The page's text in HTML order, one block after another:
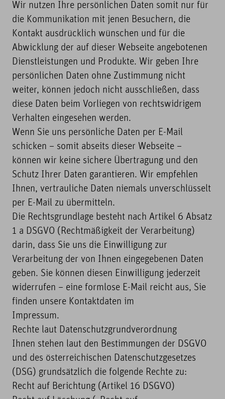
Wir nutzen Ihre persönlichen Daten somit nur für
die Kommunikation mit jenen Besuchern, die
Kontakt ausdrücklich wünschen und für die
Abwicklung der auf dieser Webseite angebotenen
Dienstleistungen und Produkte. Wir geben Ihre
persönlichen Daten ohne Zustimmung nicht
weiter, können jedoch nicht ausschließen, dass
diese Daten beim Vorliegen von rechtswidrigem
Verhalten eingesehen werden.
Wenn Sie uns persönliche Daten per E-Mail
schicken – somit abseits dieser Webseite –
können wir keine sichere Übertragung und den
Schutz Ihrer Daten garantieren. Wir empfehlen
Ihnen, vertrauliche Daten niemals unverschlüsselt
per E-Mail zu übermitteln.
Die Rechtsgrundlage besteht nach Artikel 6 Absatz
1 a DSGVO (Rechtmäßigkeit der Verarbeitung)
darin, dass Sie uns die Einwilligung zur
Verarbeitung der von Ihnen eingegebenen Daten
geben. Sie können diesen Einwilligung jederzeit
widerrufen – eine formlose E-Mail reicht aus, Sie
finden unsere Kontaktdaten im
Impressum.
Rechte laut Datenschutzgrundverordnung
Ihnen stehen laut den Bestimmungen der DSGVO
und des österreichischen Datenschutzgesetzes
(DSG) grundsätzlich die folgende Rechte zu:
Recht auf Berichtung (Artikel 16 DSGVO)